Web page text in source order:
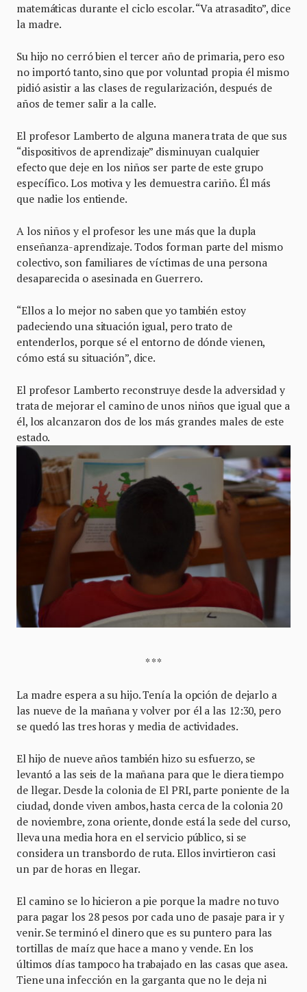
matemáticas durante el ciclo escolar. “Va atrasadito”, dice
la madre.
Su hijo no cerró bien el tercer año de primaria, pero eso
no importó tanto, sino que por voluntad propia él mismo
pidió asistir a las clases de regularización, después de
años de temer salir a la calle.
El profesor Lamberto de alguna manera trata de que sus
“dispositivos de aprendizaje” disminuyan cualquier
efecto que deje en los niños ser parte de este grupo
específico. Los motiva y les demuestra cariño. Él más
que nadie los entiende.
A los niños y el profesor les une más que la dupla
enseñanza-aprendizaje. Todos forman parte del mismo
colectivo, son familiares de víctimas de una persona
desaparecida o asesinada en Guerrero.
“Ellos a lo mejor no saben que yo también estoy
padeciendo una situación igual, pero trato de
entenderlos, porque sé el entorno de dónde vienen,
cómo está su situación”, dice.
El profesor Lamberto reconstruye desde la adversidad y
trata de mejorar el camino de unos niños que igual que a
él, los alcanzaron dos de los más grandes males de este
estado.
* * *
La madre espera a su hijo. Tenía la opción de dejarlo a
las nueve de la mañana y volver por él a las 12:30, pero
se quedó las tres horas y media de actividades.
El hijo de nueve años también hizo su esfuerzo, se
levantó a las seis de la mañana para que le diera tiempo
de llegar. Desde la colonia de El PRI, parte poniente de la
ciudad, donde viven ambos, hasta cerca de la colonia 20
de noviembre, zona oriente, donde está la sede del curso,
lleva una media hora en el servicio público, si se
considera un transbordo de ruta. Ellos invirtieron casi
un par de horas en llegar.
El camino se lo hicieron a pie porque la madre no tuvo
para pagar los 28 pesos por cada uno de pasaje para ir y
venir. Se terminó el dinero que es su puntero para las
tortillas de maíz que hace a mano y vende. En los
últimos días tampoco ha trabajado en las casas que asea.
Tiene una infección en la garganta que no le deja ni